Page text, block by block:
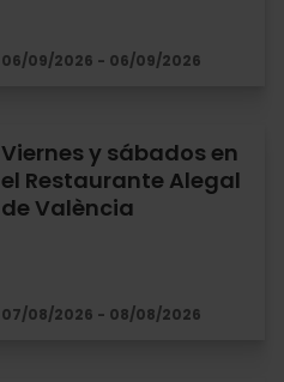
06/09/2026 - 06/09/2026
Viernes y sábados en
el Restaurante Alegal
de València
07/08/2026 - 08/08/2026